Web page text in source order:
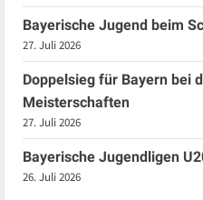
Bayerische Jugend beim
27. Juli 2026
Doppelsieg für Bayern bei
Meisterschaften
27. Juli 2026
Bayerische Jugendligen
26. Juli 2026